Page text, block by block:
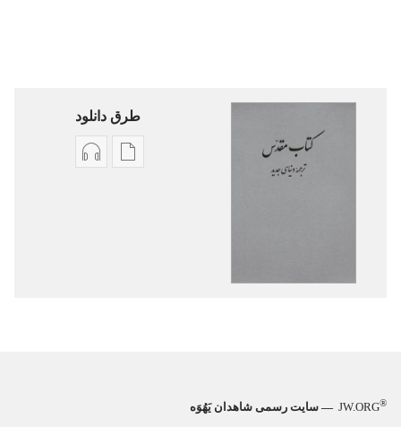
طرق دانلود
گزینۀ گزینۀ
JW.ORG® — سایت رسمی شاهدان یَهُوَه